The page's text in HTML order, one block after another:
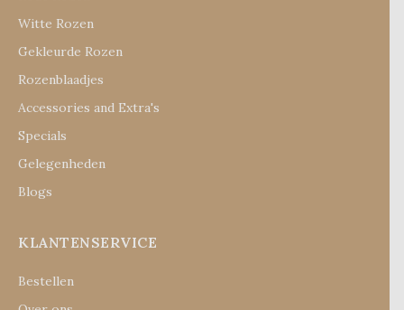
Witte Rozen
Gekleurde Rozen
Rozenblaadjes
Accessories and Extra's
Specials
Gelegenheden
Blogs
KLANTENSERVICE
Bestellen